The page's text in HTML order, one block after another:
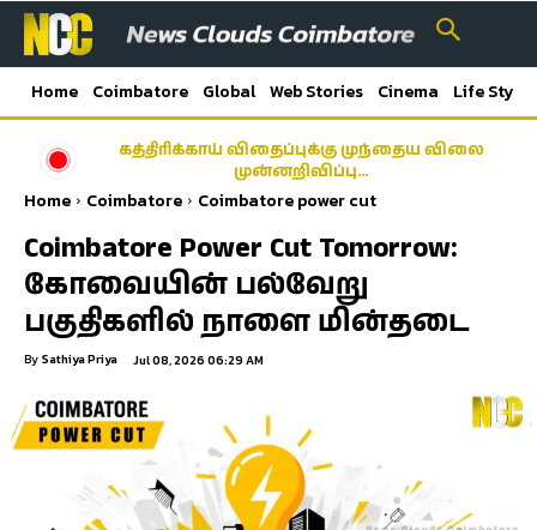
Home Coimbatore Global Web Stories Cinema Life Style
கத்திரிக்காய் விதைப்புக்கு முந்தைய விலை
முன்னறிவிப்பு…
Home Coimbatore Coimbatore power cut
Coimbatore Power Cut Tomorrow:
கோவையின் பல்வேறு
பகுதிகளில் நாளை மின்தடை
By Sathiya Priya Jul 08, 2026 06:29 AM